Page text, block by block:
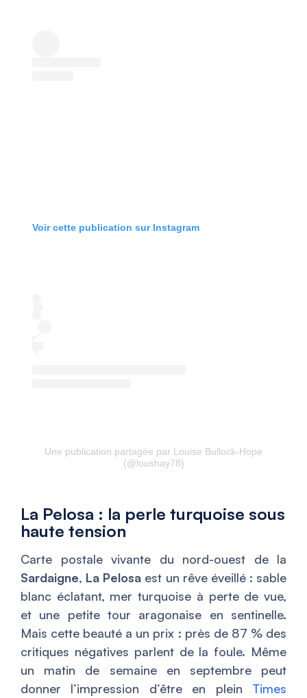
Voir cette publication sur Instagram
Une publication partagée par Louise Bullock-Hope
(@loushay78)
La Pelosa : la perle turquoise sous
haute tension
Carte postale vivante du nord-ouest de la
Sardaigne, La Pelosa est un rêve éveillé : sable
blanc éclatant, mer turquoise à perte de vue,
et une petite tour aragonaise en sentinelle.
Mais cette beauté a un prix : près de 87 % des
critiques négatives parlent de la foule. Même
un matin de semaine en septembre peut
donner l’impression d’être en plein Times